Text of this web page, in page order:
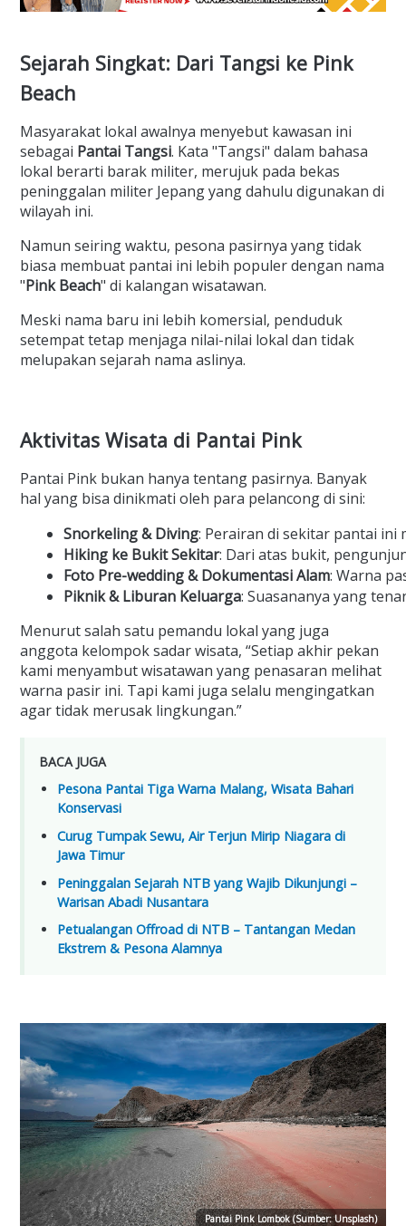
Sejarah Singkat: Dari Tangsi ke Pink
Beach
Masyarakat lokal awalnya menyebut kawasan ini
sebagai Pantai Tangsi. Kata "Tangsi" dalam bahasa
lokal berarti barak militer, merujuk pada bekas
peninggalan militer Jepang yang dahulu digunakan di
wilayah ini.
Namun seiring waktu, pesona pasirnya yang tidak
biasa membuat pantai ini lebih populer dengan nama
"Pink Beach" di kalangan wisatawan.
Meski nama baru ini lebih komersial, penduduk
setempat tetap menjaga nilai-nilai lokal dan tidak
melupakan sejarah nama aslinya.
Aktivitas Wisata di Pantai Pink
Pantai Pink bukan hanya tentang pasirnya. Banyak
hal yang bisa dinikmati oleh para pelancong di sini:
Snorkeling & Diving: Perairan di sekitar pantai ini
Hiking ke Bukit Sekitar: Dari atas bukit,
Foto Pre-wedding & Dokumentasi Alam: Warna
Piknik & Liburan Keluarga: Suasananya yang
Menurut salah satu pemandu lokal yang juga
anggota kelompok sadar wisata, “Setiap akhir pekan
kami menyambut wisatawan yang penasaran melihat
warna pasir ini. Tapi kami juga selalu mengingatkan
agar tidak merusak lingkungan.”
BACA JUGA
Pesona Pantai Tiga Warna Malang, Wisata Bahari
Konservasi
Curug Tumpak Sewu, Air Terjun Mirip Niagara di
Jawa Timur
Peninggalan Sejarah NTB yang Wajib Dikunjungi –
Warisan Abadi Nusantara
Petualangan Offroad di NTB – Tantangan Medan
Ekstrem & Pesona Alamnya
Pantai Pink Lombok (Sumber: Unsplash)